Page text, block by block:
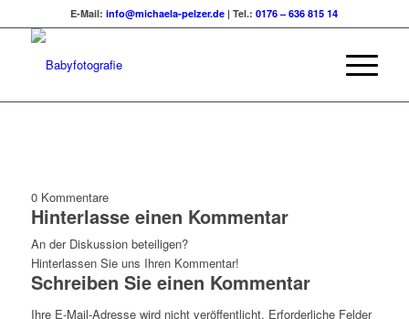
E-Mail:info@michaela-pelzer.de | Tel.:0176 – 636 815 14
0 Kommentare
Hinterlasse einen Kommentar
An der Diskussion beteiligen?
Hinterlassen Sie uns Ihren Kommentar!
Schreiben Sie einen Kommentar
Ihre E-Mail-Adresse wird nicht veröffentlicht. Erforderliche Felder